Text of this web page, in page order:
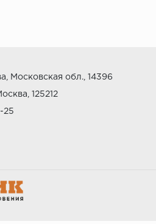
Московская обл., 14396
125212
25